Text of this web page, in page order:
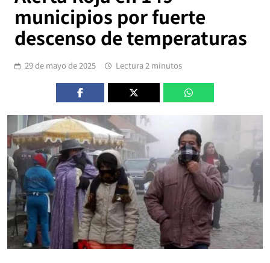
municipios por fuerte
descenso de temperaturas
29 de mayo de 2025 Lectura 2 minutos